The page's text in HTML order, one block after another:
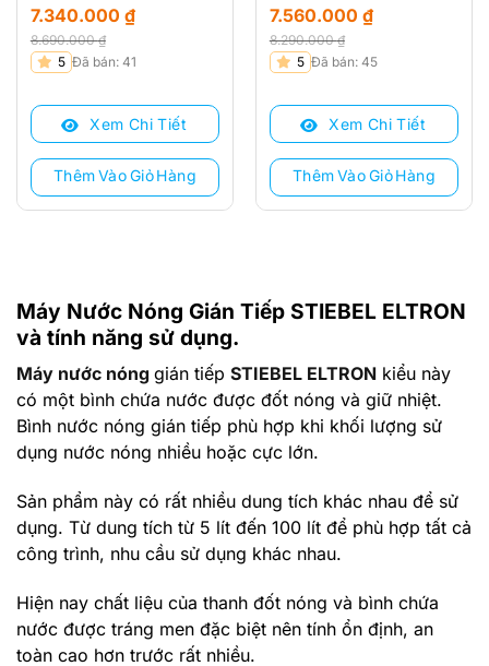
Máy Nước Nóng Gián Tiếp STIEBEL ELTRON
và tính năng sử dụng.
Máy nước nóng gián tiếp STIEBEL ELTRON kiểu này
có một bình chứa nước được đốt nóng và giữ nhiệt.
Bình nước nóng gián tiếp phù hợp khi khối lượng sử
dụng nước nóng nhiều hoặc cực lớn.
Sản phẩm này có rất nhiều dung tích khác nhau để sử
dụng. Từ dung tích từ 5 lít đến 100 lít để phù hợp tất cả
công trình, nhu cầu sử dụng khác nhau.
Hiện nay chất liệu của thanh đốt nóng và bình chứa
nước được tráng men đặc biệt nên tính ổn định, an
toàn cao hơn trước rất nhiều.
8.690.000₫
Giá
là:
8.690.000 ₫.
7.340.000 ₫
Giá
tại
7.340.000 ₫.
5 Đã bán: 41
Xem Chi Tiết
Thêm Vào Giỏ Hàng
8.290.000₫
Giá
là:
8.290.000 ₫.
7.560.000 ₫
Giá
tại
7.560.000 ₫.
5 Đã bán: 45
Xem Chi Tiết
Thêm Vào Giỏ Hàng